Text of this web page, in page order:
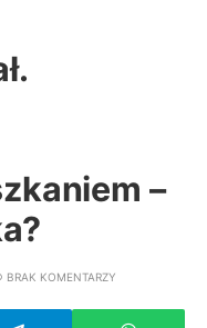
–
BRAK KOMENTARZY